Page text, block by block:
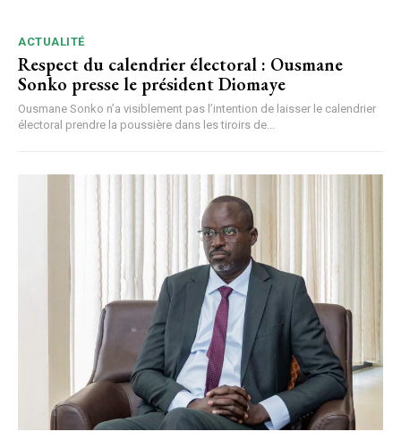
ACTUALITÉ
Respect du calendrier électoral : Ousmane
Sonko presse le président Diomaye
Ousmane Sonko n’a visiblement pas l’intention de laisser le calendrier
électoral prendre la poussière dans les tiroirs de...